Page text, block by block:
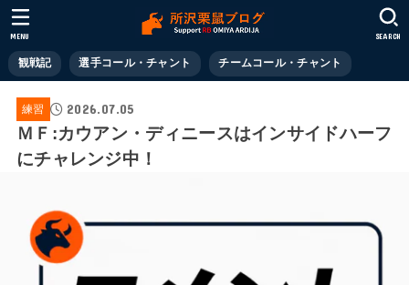
観戦記 選手コール・チャント チームコール・チャント
SEARCH
MENU
練習 2026.07.05
ＭＦ:カウアン・ディニースはインサイドハーフ
にチャレンジ中！